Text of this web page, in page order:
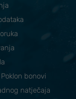
bonovi
natječaja